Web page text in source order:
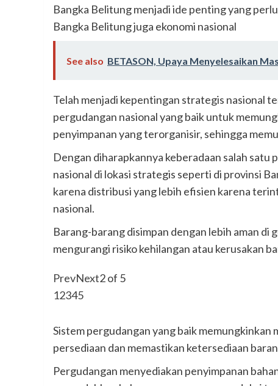
Bangka Belitung menjadi ide penting yang
Bangka Belitung juga ekonomi nasional
See also BETASON, Upaya Menyelesaikan
Telah menjadi kepentingan strategis nasional
pergudangan nasional yang baik untuk
penyimpanan yang terorganisir, sehingga
Dengan diharapkannya keberadaan salah
nasional di lokasi strategis seperti di provinsi
karena distribusi yang lebih efisien karena
nasional.
Barang-barang disimpan dengan lebih aman di
mengurangi risiko kehilangan atau kerusakan
PrevNext2of 5
12345
Sistem pergudangan yang baik
persediaan dan memastikan ketersediaan
Pergudangan menyediakan penyimpanan